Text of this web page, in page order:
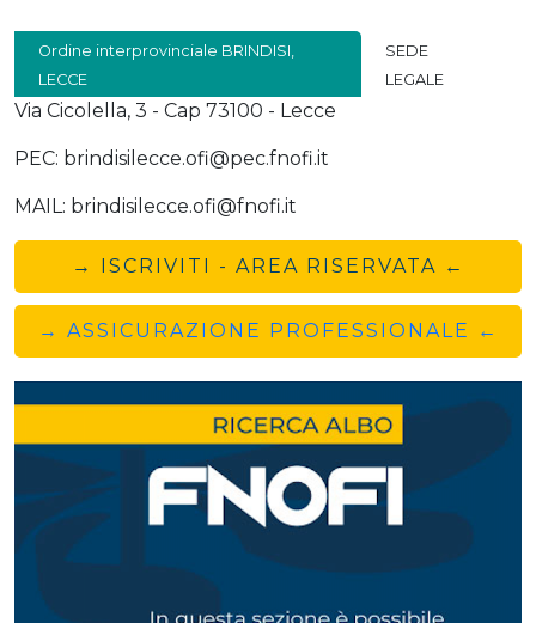
Ordine interprovinciale BRINDISI,
LECCE
SEDE
LEGALE
Via Cicolella, 3 - Cap 73100 - Lecce
PEC: brindisilecce.ofi@pec.fnofi.it
MAIL: brindisilecce.ofi@fnofi.it
→ ISCRIVITI - AREA RISERVATA ←
→ ASSICURAZIONE PROFESSIONALE ←